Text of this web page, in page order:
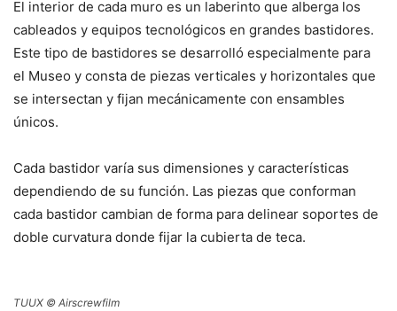
El interior de cada muro es un laberinto que alberga los
cableados y equipos tecnológicos en grandes bastidores.
Este tipo de bastidores se desarrolló especialmente para
el Museo y consta de piezas verticales y horizontales que
se intersectan y fijan mecánicamente con ensambles
únicos.
Cada bastidor varía sus dimensiones y características
dependiendo de su función. Las piezas que conforman
cada bastidor cambian de forma para delinear soportes de
doble curvatura donde fijar la cubierta de teca.
TUUX © Airscrewfilm